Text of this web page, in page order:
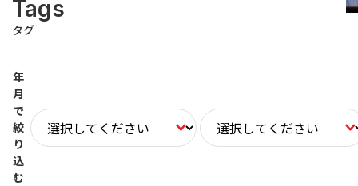
Tags
タグ
年
月
で
絞
り
込
む